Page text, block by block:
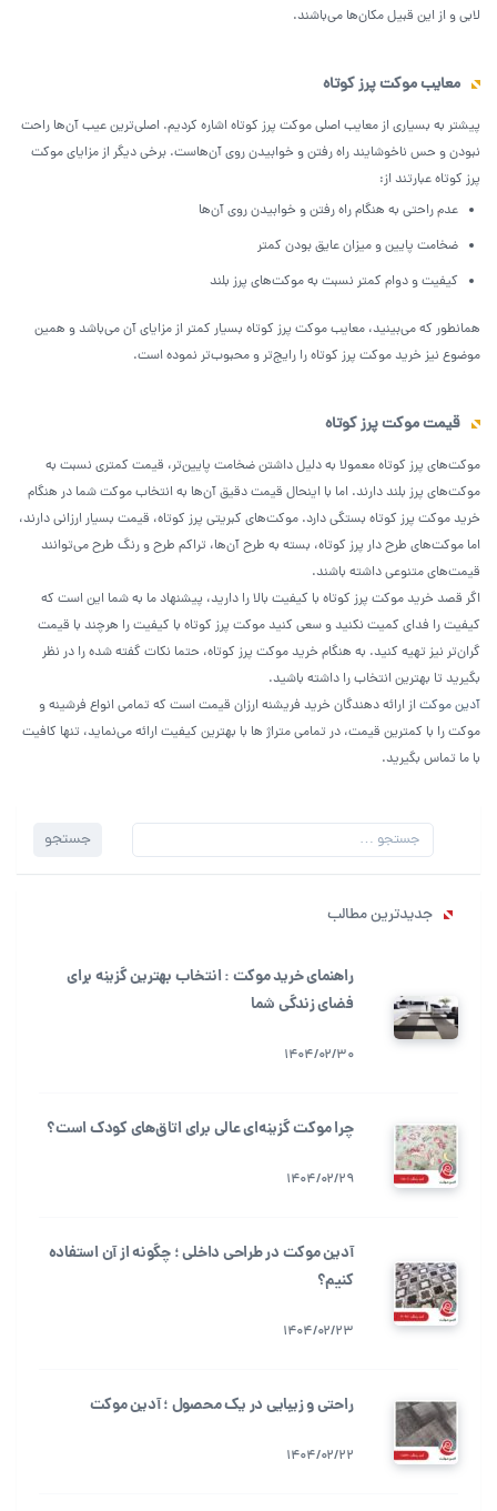
لابی و از این قبیل مکان‌ها می‌باشند.
معایب موکت پرز کوتاه
پیشتر به بسیاری از معایب اصلی موکت پرز کوتاه اشاره کردیم. اصلی‌ترین عیب آن‌ها راحت
نبودن و حس ناخوشایند راه رفتن و خوابیدن روی آن‌هاست. برخی دیگر از مزایای موکت
پرز کوتاه عبارتند از:
عدم راحتی به هنگام راه رفتن و خوابیدن روی آن‌ها
ضخامت پایین و میزان عایق بودن کمتر
کیفیت و دوام کمتر نسبت به موکت‌های پرز بلند
همانطور که می‌بینید، معایب موکت پرز کوتاه بسیار کمتر از مزایای آن می‌باشد و همین
موضوع نیز خرید موکت پرز کوتاه را رایج‌تر و محبوب‌تر نموده است.
قیمت موکت پرز کوتاه
موکت‌های پرز کوتاه معمولا به دلیل داشتن ضخامت پایین‌تر، قیمت کمتری نسبت به
موکت‌های پرز بلند دارند. اما با اینحال قیمت دقیق آن‌ها به انتخاب موکت شما در هنگام
خرید موکت پرز کوتاه بستگی دارد. موکت‌های کبریتی پرز کوتاه، قیمت بسیار ارزانی دارند،
اما موکت‌های طرح دار پرز کوتاه، بسته به طرح آن‌ها، تراکم طرح و رنگ طرح می‌توانند
قیمت‌های متنوعی داشته باشند.
اگر قصد خرید موکت پرز کوتاه با کیفیت بالا را دارید، پیشنهاد ما به شما این است که
کیفیت را فدای کمیت نکنید و سعی کنید موکت پرز کوتاه با کیفیت را هرچند با قیمت
گران‌تر نیز تهیه کنید. به هنگام خرید موکت پرز کوتاه، حتما نکات گفته شده را در نظر
بگیرید تا بهترین انتخاب را داشته باشید.
آدین موکتاز ارائه دهندگان خرید فریشنه ارزان قیمت است که تمامی انواع فرشینه و
موکت را با کمترین قیمت، در تمامی متراژ ها با بهترین کیفیت ارائه می‌نماید، تنها کافیت
با ما تماس بگیرید.
جستجو
جستجو
جدیدترین مطالب
راهنمای خرید موکت : انتخاب بهترین گزینه برای
فضای زندگی شما
1404/02/30
چرا موکت گزینه‌ای عالی برای اتاق‌های کودک است؟
1404/02/29
آدین موکت در طراحی داخلی ؛ چگونه از آن استفاده
کنیم؟
1404/02/23
راحتی و زیبایی در یک محصول ؛ آدین موکت
1404/02/22